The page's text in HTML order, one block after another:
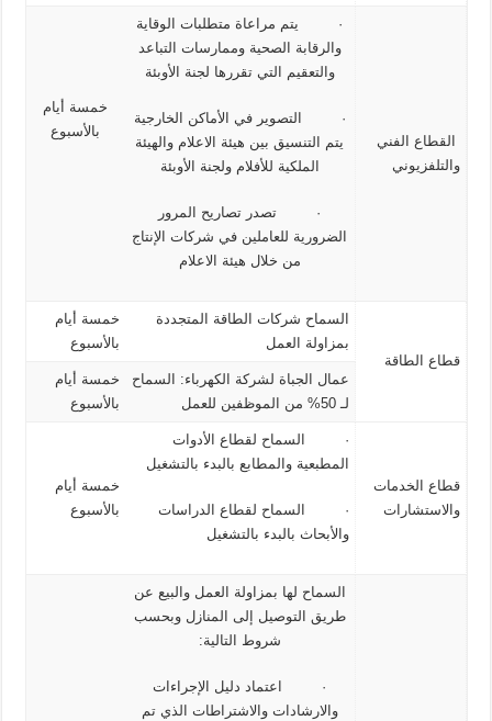
القطاع الفني
والتلفزيوني
· يتم مراعاة متطلبات الوقاية
والرقابة الصحية وممارسات التباعد
والتعقيم التي تقررها لجنة الأوبئة
· التصوير في الأماكن الخارجية
يتم التنسيق بين هيئة الاعلام والهيئة
الملكية للأفلام ولجنة الأوبئة
· تصدر تصاريح المرور
الضرورية للعاملين في شركات الإنتاج
من خلال هيئة الاعلام
خمسة أيام
بالأسبوع
قطاع الطاقة
السماح شركات الطاقة المتجددة
بمزاولة العمل
خمسة أيام
بالأسبوع
عمال الجباة لشركة الكهرباء: السماح
لـ 50% من الموظفين للعمل
خمسة أيام
بالأسبوع
قطاع الخدمات
والاستشارات
· السماح لقطاع الأدوات
المطبعية والمطابع بالبدء بالتشغيل
· السماح لقطاع الدراسات
والأبحاث بالبدء بالتشغيل
خمسة أيام
بالأسبوع
السماح لها بمزاولة العمل والبيع عن
طريق التوصيل إلى المنازل وبحسب
شروط التالية:
· اعتماد دليل الإجراءات
والارشادات والاشتراطات الذي تم